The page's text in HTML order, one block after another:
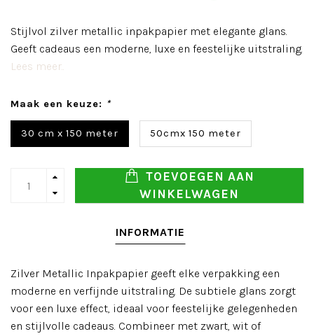
Stijlvol zilver metallic inpakpapier met elegante glans.
Geeft cadeaus een moderne, luxe en feestelijke uitstraling.
Lees meer..
Maak een keuze: *
30 cm x 150 meter 50cmx 150 meter
TOEVOEGEN AAN
WINKELWAGEN
INFORMATIE
Zilver Metallic Inpakpapier geeft elke verpakking een
moderne en verfijnde uitstraling. De subtiele glans zorgt
voor een luxe effect, ideaal voor feestelijke gelegenheden
en stijlvolle cadeaus. Combineer met zwart, wit of